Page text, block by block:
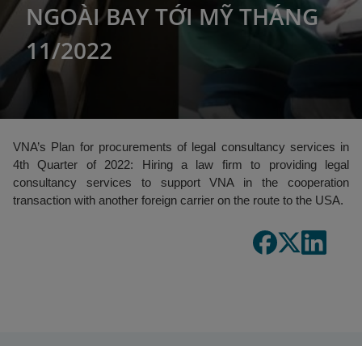
NGOÀI BAY TỚI MỸ THÁNG
11/2022
VNA’s Plan for procurements of legal consultancy services in
4th Quarter of 2022: Hiring a law firm to providing legal
consultancy services to support VNA in the cooperation
transaction with another foreign carrier on the route to the USA.